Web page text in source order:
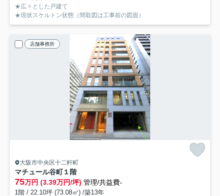
★広々とした戸建て
★現状スケルトン状態（間取図は工事前の図面）
店舗事務所
大阪市中央区十二軒町
マチュール谷町１階
75万円 (3.39万円/坪) 管理/共益費-
1階 / 22.10坪 (73.08㎡) /築13年